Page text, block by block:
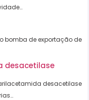
bomba de exportação de
desacetilase
desacetilase